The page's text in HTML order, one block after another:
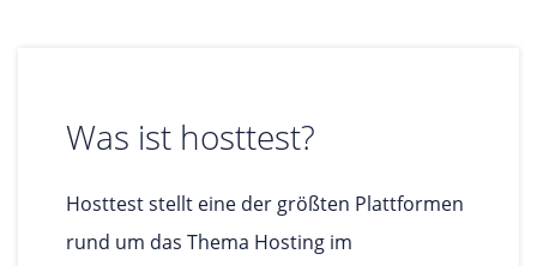
Was ist hosttest?
Hosttest stellt eine der größten Plattformen
rund um das Thema Hosting im